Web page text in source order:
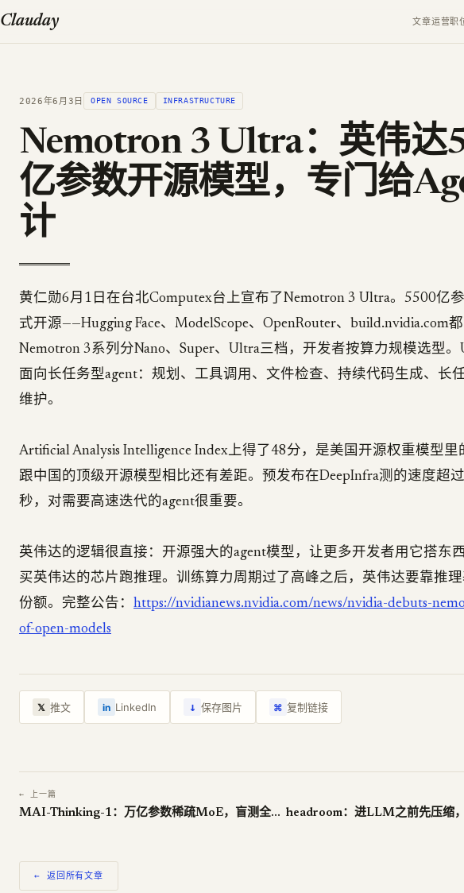
Clauday 文章运营职
2026年6月3日 OPEN SOURCE INFRASTRUCTURE
Nemotron 3 Ultra：英伟达
亿参数开源模型，专门给
计
黄仁勋6月1日在台北Computex台上宣布了Nemotron 3 Ultra。5500亿
式开源——Hugging Face、ModelScope、OpenRouter、build.nvidia.com都
Nemotron 3系列分Nano、Super、Ultra三档，开发者按算力规模选型
面向长任务型agent：规划、工具调用、文件检查、持续代码生成、长
维护。
Artificial Analysis Intelligence Index上得了48分，是美国开源权重模型
跟中国的顶级开源模型相比还有差距。预发布在DeepInfra测的速度超
秒，对需要高速迭代的agent很重要。
英伟达的逻辑很直接：开源强大的agent模型，让更多开发者用它搭东
买英伟达的芯片跑推理。训练算力周期过了高峰之后，英伟达要靠推
份额。完整公告： https://nvidianews.nvidia.com/news/nvidia-debuts-
of-open-models
𝕏 推文 in LinkedIn ↓ 保存图片 ⌘ 复制链接
← 上一篇
MAI-Thinking-1：万亿参数稀疏MoE，盲测全面领先Claude Sonnet 4.6
← 返回所有文章